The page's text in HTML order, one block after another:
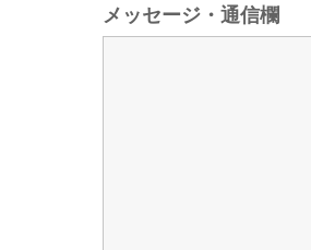
メッセージ・通信欄